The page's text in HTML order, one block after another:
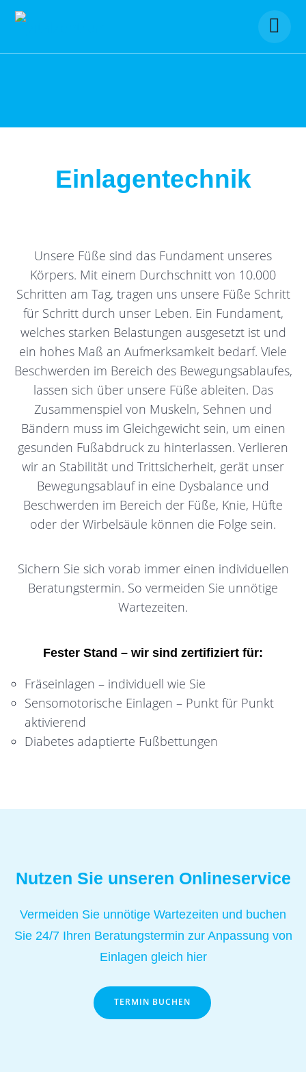
to
Einlagentechnik
Unsere Füße sind das Fundament unseres
Körpers. Mit einem Durchschnitt von 10.000
Schritten am Tag, tragen uns unsere Füße Schritt
für Schritt durch unser Leben. Ein Fundament,
welches starken Belastungen ausgesetzt ist und
ein hohes Maß an Aufmerksamkeit bedarf. Viele
Beschwerden im Bereich des Bewegungsablaufes,
lassen sich über unsere Füße ableiten. Das
Zusammenspiel von Muskeln, Sehnen und
Bändern muss im Gleichgewicht sein, um einen
gesunden Fußabdruck zu hinterlassen. Verlieren
wir an Stabilität und Trittsicherheit, gerät unser
Bewegungsablauf in eine Dysbalance und
Beschwerden im Bereich der Füße, Knie, Hüfte
oder der Wirbelsäule können die Folge sein.
Sichern Sie sich vorab immer einen individuellen
Beratungstermin. So vermeiden Sie unnötige
Wartezeiten.
Fester Stand – wir sind zertifiziert für:
Fräseinlagen – individuell wie Sie
Sensomotorische Einlagen – Punkt für Punkt
aktivierend
Diabetes adaptierte Fußbettungen
Nutzen Sie unseren Onlineservice
Vermeiden Sie unnötige Wartezeiten und buchen
Sie 24/7 Ihren Beratungstermin zur Anpassung von
Einlagen gleich hier
TERMIN BUCHEN